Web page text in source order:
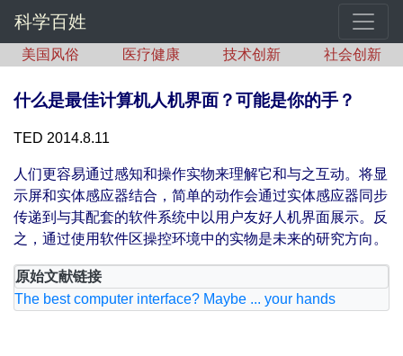
科学百姓
美国风俗 医疗健康 技术创新 社会创新
什么是最佳计算机人机界面？可能是你的手？
TED 2014.8.11
人们更容易通过感知和操作实物来理解它和与之互动。将显
示屏和实体感应器结合，简单的动作会通过实体感应器同步
传递到与其配套的软件系统中以用户友好人机界面展示。反
之，通过使用软件区操控环境中的实物是未来的研究方向。
原始文献链接
The best computer interface? Maybe ... your hands